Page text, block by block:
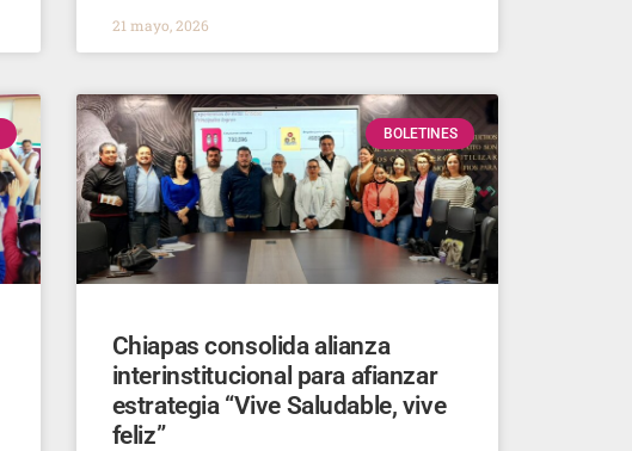
21 mayo, 2026
BOLETINES
Chiapas consolida alianza
interinstitucional para afianzar
estrategia “Vive Saludable, vive
feliz”